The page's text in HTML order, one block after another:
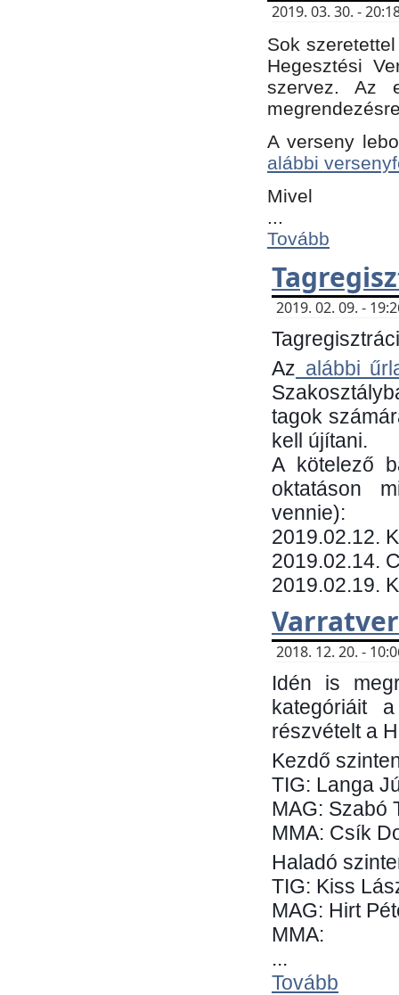
2019. 03. 30. -
Sok
Hegesztési
szervez. Az
A verseny
alábbi
Mivel
...
Tovább
2019. 02. 09. -
Az alábbi
tagok
kell újítani.
​A kötelező
oktatáson
vennie):
​2019.02.12.
2019.02.14.
2019.02.19.
2018. 12. 20. -
Idén is
kategóriáit
részvételt a
Kezdő
TIG: Langa
MAG: Szabó
MMA: Csík
Haladó
TIG: Kiss
MAG: Hirt
MMA:
...
Tovább